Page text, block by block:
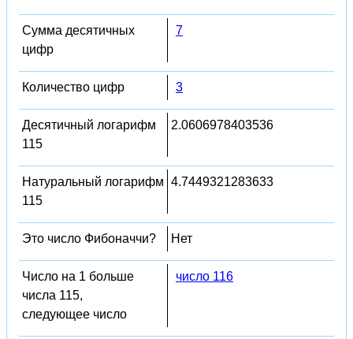
Сумма десятичных
цифр
7
Количество цифр 3
Десятичный логарифм
115
2.0606978403536
Натуральный логарифм
115
4.7449321283633
Это число Фибоначчи? Нет
Число на 1 больше
числа 115,
следующее число
число 116